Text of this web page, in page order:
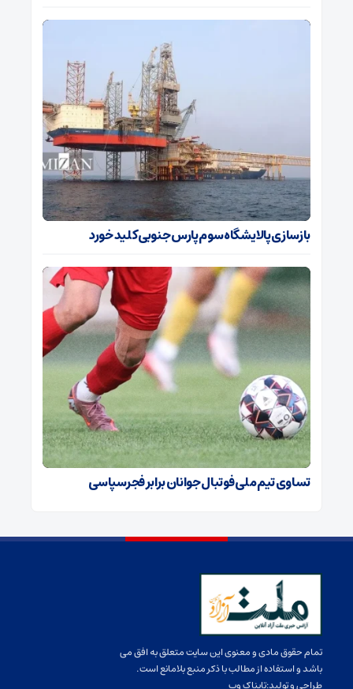
بازسازی پالایشگاه سوم پارس جنوبی کلید خورد
تساوی تیم ملی فوتبال جوانان برابر فجرسپاسی
تمام حقوق مادی و معنوی این سایت متعلق به افق می
باشد و استفاده از مطالب با ذکر منبع بلامانع است.
طراحی و تولید:تابناک وب